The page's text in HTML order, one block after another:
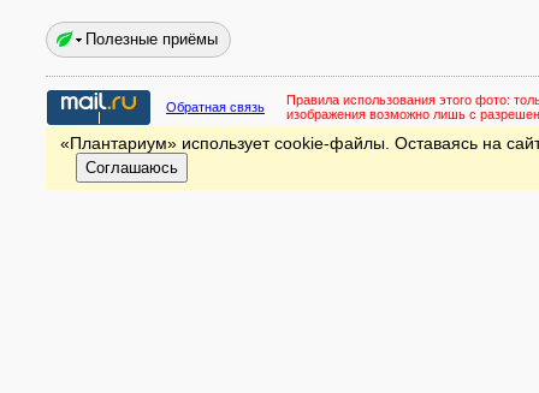
Полезные приёмы
Обратная связь Правила использования этого фото:
изображения возможно лишь с
«Плантариум» использует cookie-файлы. Оставаясь на
Соглашаюсь